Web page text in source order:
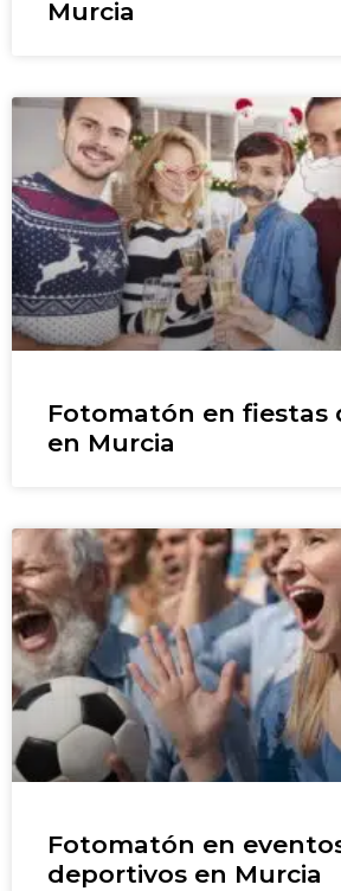
Murcia
Fotomatón en fiestas
en Murcia
Fotomatón en
deportivos en Murcia